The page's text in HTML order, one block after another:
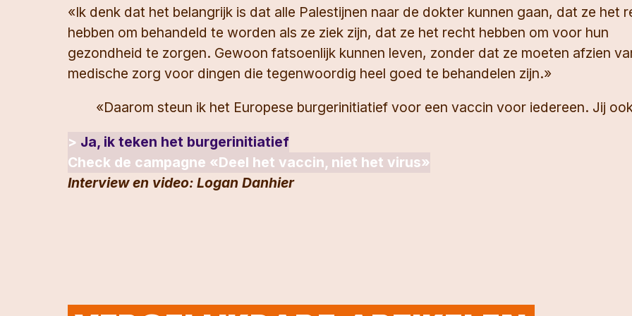
«Ik denk dat het belangrijk is dat alle Palestijnen naar de dokter kunnen gaan, dat ze het
hebben om behandeld te worden als ze ziek zijn, dat ze het recht hebben om voor hun
gezondheid te zorgen. Gewoon fatsoenlijk kunnen leven, zonder dat ze moeten afzien
medische zorg voor dingen die tegenwoordig heel goed te behandelen zijn.»
«Daarom steun ik het Europese burgerinitiatief voor een vaccin voor iedereen. Jij
> Ja, ik teken het burgerinitiatief
Check de campagne «Deel het vaccin, niet het virus»
Interview en video: Logan Danhier